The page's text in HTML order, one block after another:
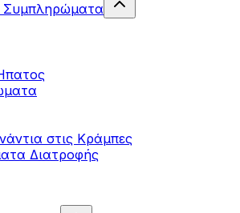
Συμπληρώματα
στις Κράμπες
Διατροφής